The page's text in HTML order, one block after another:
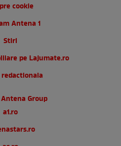
cookie
Antena 1
Stiri
pe Lajumate.ro
redactionala
Group
a1.ro